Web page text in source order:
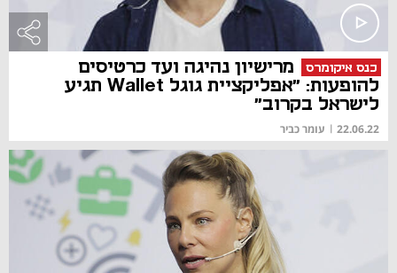
כנס איקומרס
מרישיון נהיגה ועד כרטיסים
להופעות: "אפליקציית גוגל Wallet תגיע
לישראל בקרוב"
22.06.22
| עומר כביר